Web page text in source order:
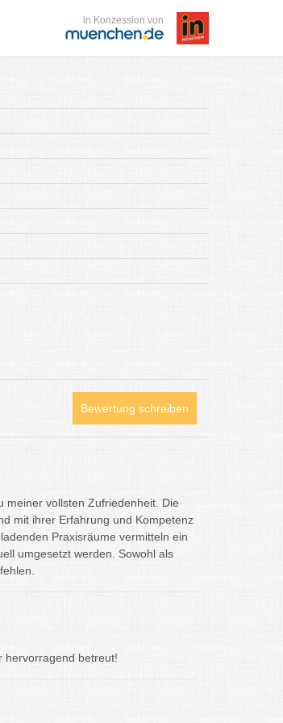
in Konzession von
Bewertung schreiben
meiner vollsten Zufriedenheit. Die
mit ihrer Erfahrung und Kompetenz
Praxisräume vermitteln ein
umgesetzt werden. Sowohl als
hervorragend betreut!